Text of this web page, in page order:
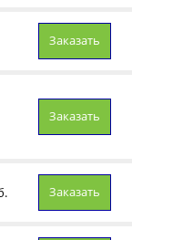
Заказать
Заказать
Заказать